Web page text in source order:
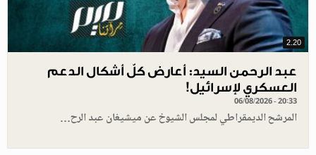
2.20
عبد الرحمن السيد: أعارض كلّ أشكال الدعم
العسكري لإسرائيل!
06/08/2026 - 20:33
المرشح الديمقراطي لمجلس الشيوخ عن ميشيغان عبد الرح…